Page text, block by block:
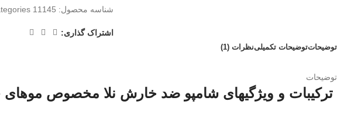
شناسه محصول: 11145
اشتراک گذاری:
توضیحاتتوضیحات تکمیلینظرات (1)
توضیحات
ترکیبات و ویژگیهای شامپو ضد خارش نلا مخصوص